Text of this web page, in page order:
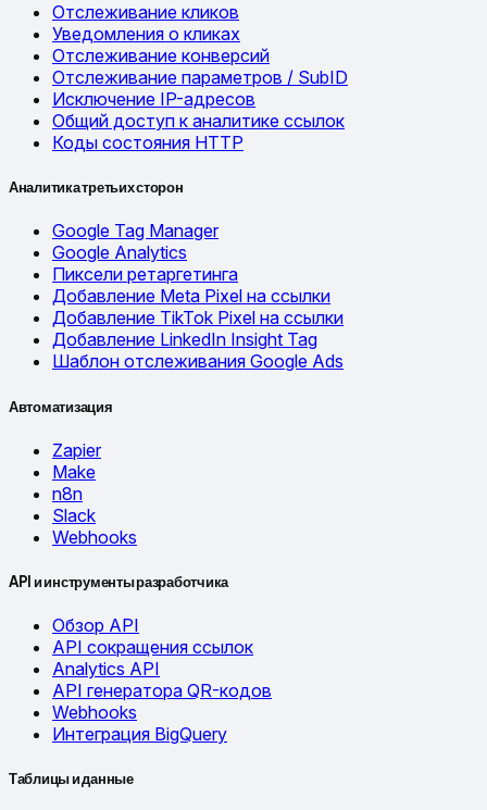
Отслеживание кликов
Уведомления о кликах
Отслеживание конверсий
Отслеживание параметров / SubID
Исключение IP-адресов
Общий доступ к аналитике ссылок
Коды состояния HTTP
Аналитика третьих сторон
Google Tag Manager
Google Analytics
Пиксели ретаргетинга
Добавление Meta Pixel на ссылки
Добавление TikTok Pixel на ссылки
Добавление LinkedIn Insight Tag
Шаблон отслеживания Google Ads
Автоматизация
Zapier
Make
n8n
Slack
Webhooks
API и инструменты разработчика
Обзор API
API сокращения ссылок
Analytics API
API генератора QR-кодов
Webhooks
Интеграция BigQuery
Таблицы и данные